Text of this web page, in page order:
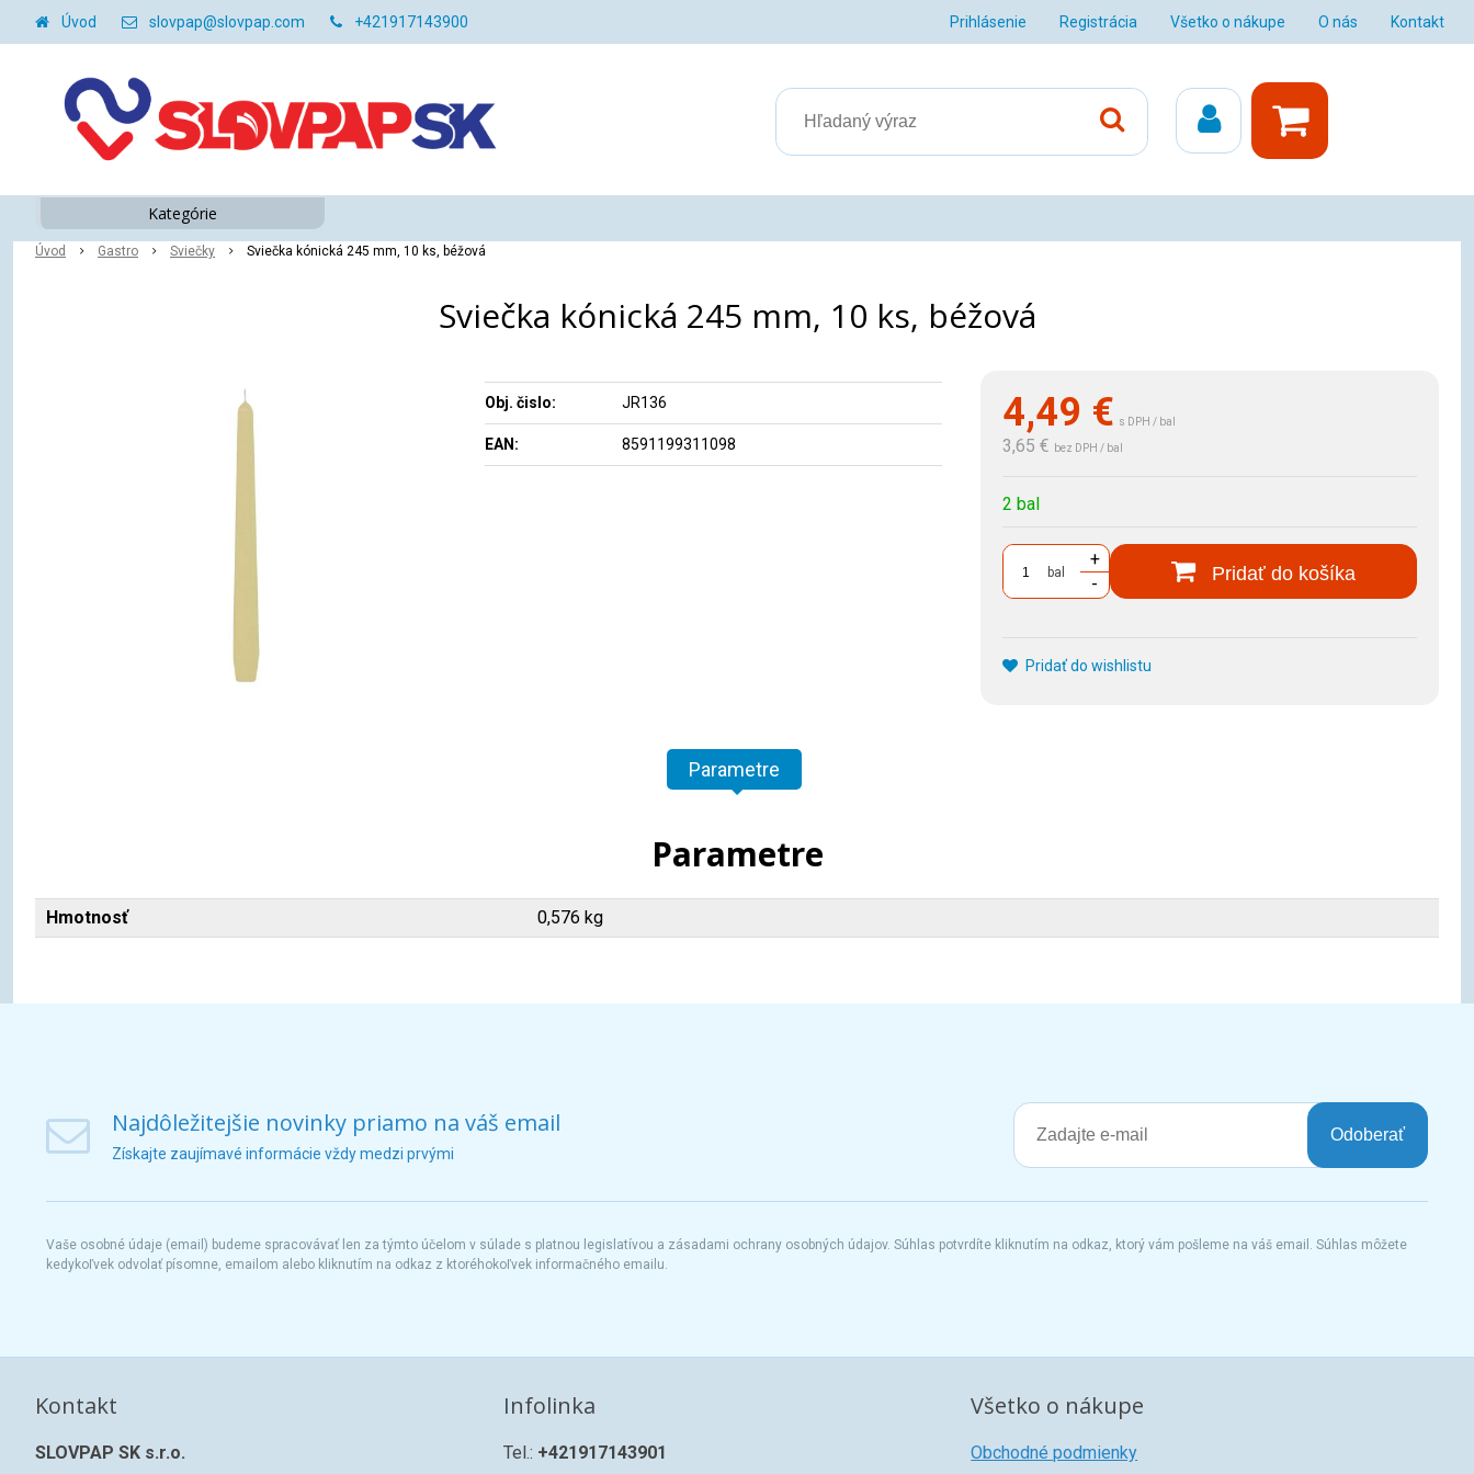
Úvod slovpap@slovpap.com +421917143900 Prihlásenie Registrácia Všetko o nákupe O nás Kontakt
Úvod Gastro Sviečky Sviečka kónická 245 mm, 10 ks, béžová
Sviečka kónická 245 mm, 10 ks, béžová
4,49 € s DPH / bal
3,65 € bez DPH / bal
2 bal
bal
+
-
Pridať do košíka
Pridať do wishlistu
Obj. čislo: JR136
EAN: 8591199311098
Parametre
Parametre
Hmotnosť 0,576 kg
Kategórie
Najdôležitejšie novinky priamo na váš email
Získajte zaujímavé informácie vždy medzi prvými
Odoberať
Vaše osobné údaje (email) budeme spracovávať len za týmto účelom v súlade s platnou legislatívou a zásadami ochrany osobných údajov. Súhlas potvrdíte kliknutím na odkaz, ktorý vám pošleme na váš email. Súhlas môžete
kedykoľvek odvolať písomne, emailom alebo kliknutím na odkaz z ktoréhokoľvek informačného emailu.
Kontakt
SLOVPAP SK s.r.o.
Infolinka
Tel.: +421917143901
Všetko o nákupe
Obchodné podmienky